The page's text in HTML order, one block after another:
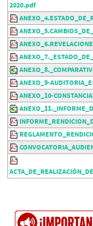
2020.pdf
ANEXO_9-
ANEXO_10-